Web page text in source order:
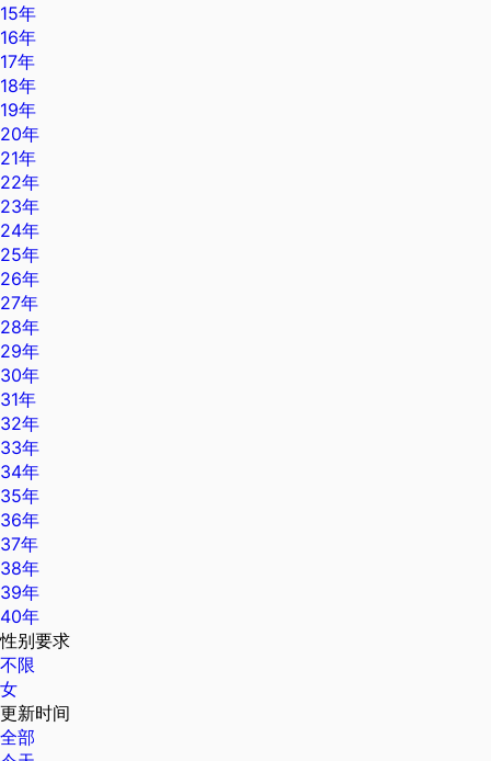
15年
16年
17年
18年
19年
20年
21年
22年
23年
24年
25年
26年
27年
28年
29年
30年
31年
32年
33年
34年
35年
36年
37年
38年
39年
40年
性别要求
不限
女
更新时间
全部